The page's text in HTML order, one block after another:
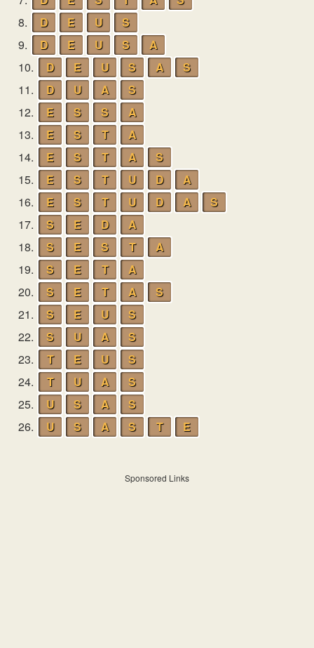
8.
D E U
S
9.
D E U S
A
10.
D E U S A
S
11.
D U A
S
12.
E S S
A
13.
E S T
A
14.
E S T A
S
15.
E S T U D
A
16.
E S T U D A
S
17.
S E D
A
18.
S E S T
A
19.
S E T
A
20.
S E T A
S
21.
S E U
S
22.
S U A
S
23.
T E U
S
24.
T U A
S
25.
U S A
S
26.
U S A S T E
Sponsored Links